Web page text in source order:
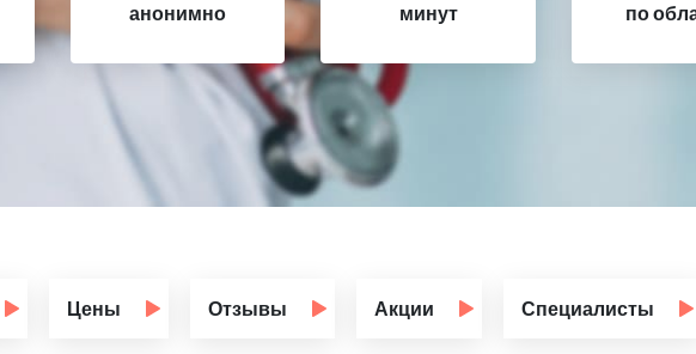
анонимно
минут
по
Цены Отзывы Акции Специалисты